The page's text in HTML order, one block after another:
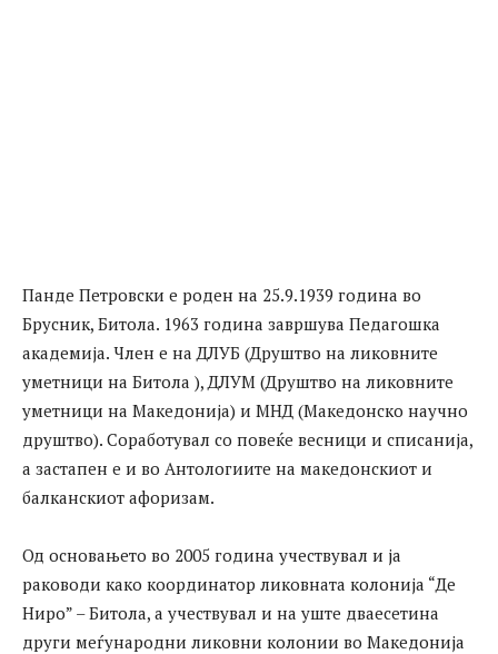
Панде Петровски е роден на 25.9.1939 година во
Брусник, Битола. 1963 година завршува Педагошка
академија. Член е на ДЛУБ (Друштво на ликовните
уметници на Битола ), ДЛУМ (Друштво на ликовните
уметници на Македонија) и МНД (Македонско научно
друштво). Соработувал со повеќе весници и списанија,
а застапен е и во Антологиите на македонскиот и
балканскиот афоризам.
Од основањето во 2005 година учествувал и ја
раководи како координатор ликовната колонија “Де
Ниро” – Битола, а учествувал и на уште дваесетина
други меѓународни ликовни колонии во Македонија